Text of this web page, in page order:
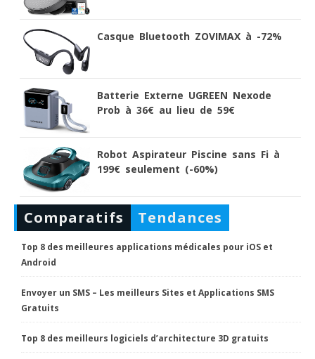
Casque Bluetooth ZOVIMAX à -72%
Batterie Externe UGREEN Nexode
Prob à 36€ au lieu de 59€
Robot Aspirateur Piscine sans Fi à
199€ seulement (-60%)
Comparatifs Tendances
Top 8 des meilleures applications médicales pour iOS et
Android
Envoyer un SMS – Les meilleurs Sites et Applications SMS
Gratuits
Top 8 des meilleurs logiciels d’architecture 3D gratuits